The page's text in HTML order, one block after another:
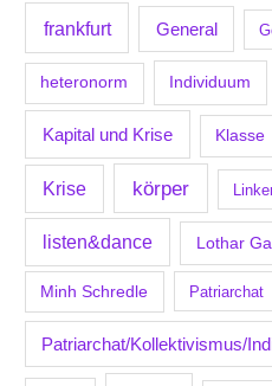
frankfurt General
heteronorm Individuum
Kapital und Krise Klasse
Krise körper
listen&dance Lothar
Minh Schredle Patriarchat
Patriarchat/Kollektivismus/